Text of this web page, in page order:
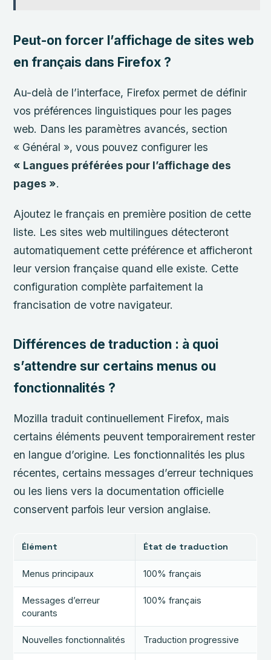
Peut-on forcer l’affichage de sites web
en français dans Firefox ?
Au-delà de l’interface, Firefox permet de définir
vos préférences linguistiques pour les pages
web. Dans les paramètres avancés, section
« Général », vous pouvez configurer les
« Langues préférées pour l’affichage des
pages ».
Ajoutez le français en première position de cette
liste. Les sites web multilingues détecteront
automatiquement cette préférence et afficheront
leur version française quand elle existe. Cette
configuration complète parfaitement la
francisation de votre navigateur.
Différences de traduction : à quoi
s’attendre sur certains menus ou
fonctionnalités ?
Mozilla traduit continuellement Firefox, mais
certains éléments peuvent temporairement rester
en langue d’origine. Les fonctionnalités les plus
récentes, certains messages d’erreur techniques
ou les liens vers la documentation officielle
conservent parfois leur version anglaise.
Élément État de traduction
Menus principaux 100% français
Messages d’erreur
courants
100% français
Nouvelles fonctionnalités Traduction progressive